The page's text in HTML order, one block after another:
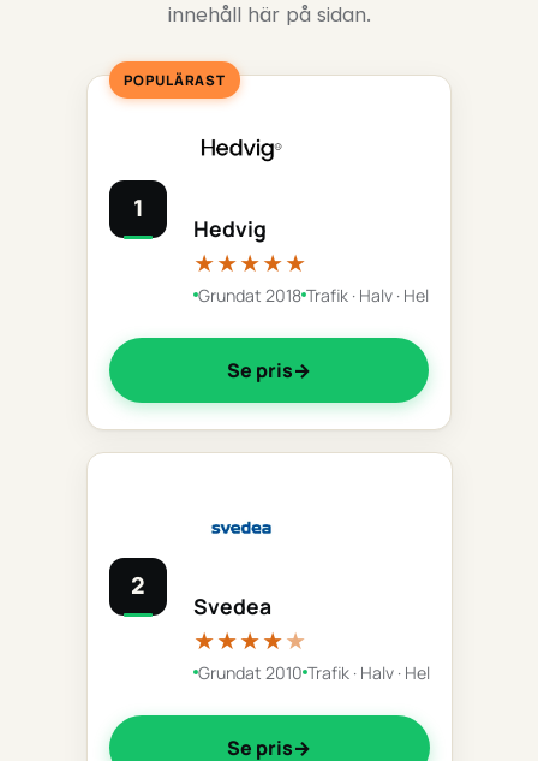
innehåll här på sidan.
POPULÄRAST
1
Hedvig
★★★★★
Grundat 2018 Trafik · Halv · Hel
Se pris
2
Svedea
★★★★★
Grundat 2010 Trafik · Halv · Hel
Se pris